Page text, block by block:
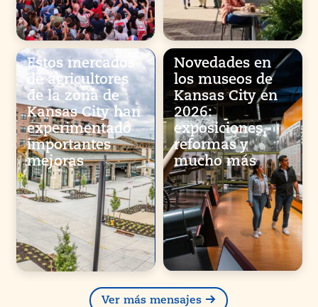
Estos mercados
de agricultores
de la zona de
Kansas City han
experimentado
importantes
mejoras
Novedades en
los museos de
Kansas City en
2026:
exposiciones,
reformas y
mucho más
Ver más mensajes